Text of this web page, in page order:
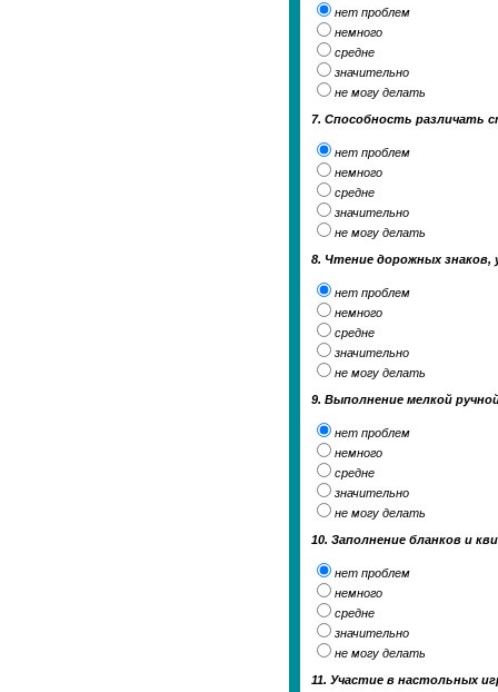
нет проблем
немного
средне
значительно
не могу делать
7. Способность различать
нет проблем
немного
средне
значительно
не могу делать
8. Чтение дорожных знаков,
нет проблем
немного
средне
значительно
не могу делать
9. Выполнение мелкой
нет проблем
немного
средне
значительно
не могу делать
10. Заполнение бланков и
нет проблем
немного
средне
значительно
не могу делать
11. Участие в настольных